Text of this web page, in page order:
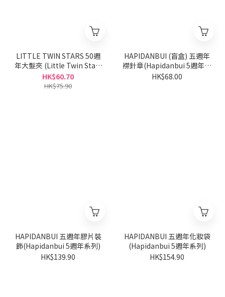
LITTLE TWIN STARS 50週
年大髮夾 (Little Twin Stars
50週年設計系列)
HK$60.70
HK$75.90
HAPIDANBUI (盲盒) 五週年
襟針章(Hapidanbui 5週年系
列)(隨機派發)
HK$68.00
HAPIDANBUI 五週年膠片裝
飾(Hapidanbui 5週年系列)
HK$139.90
HAPIDANBUI 五週年化妝袋
(Hapidanbui 5週年系列)
HK$154.90